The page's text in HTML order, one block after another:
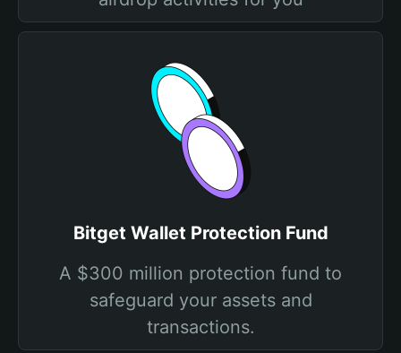
Bitget Wallet Protection Fund
A $300 million protection fund to
safeguard your assets and
transactions.